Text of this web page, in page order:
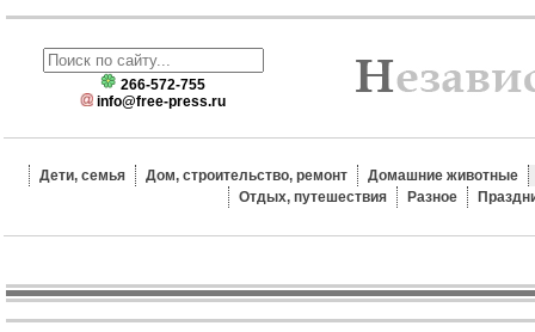
266-572-755
info@free-press.ru
Дети, семья Дом, строительство, ремонт
Домашние животные
Отдых, путешествия
Разное